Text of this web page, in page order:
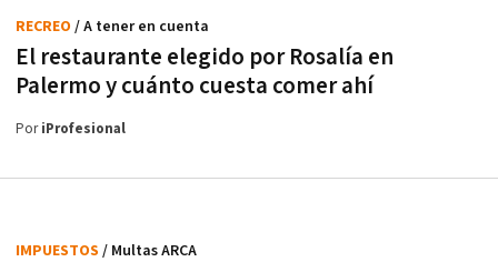
El restaurante elegido por Rosalía en
Palermo y cuánto cuesta comer ahí
RECREO / A tener en cuenta
PoriProfesional
IMPUESTOS / Multas ARCA